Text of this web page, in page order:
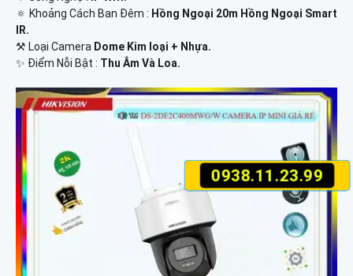
0938.11.23.99
🔅 Khoảng Cách Ban Đêm : Hồng Ngoại 20m Hồng Ngoại Smart
IR.
⚒ Loại Camera Dome Kim loại + Nhựa.
️✨ Điểm Nỗi Bật : Thu Âm Và Loa.